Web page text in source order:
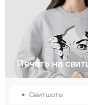
Печать на
Свитшоты